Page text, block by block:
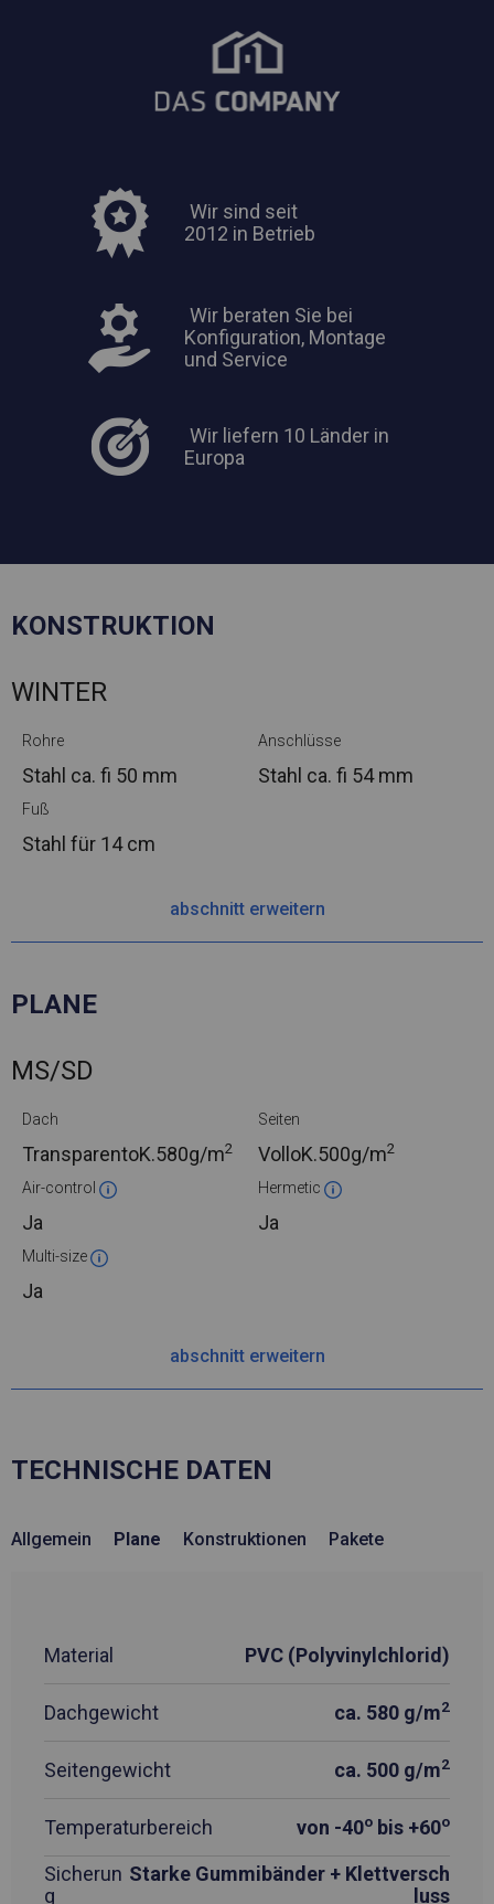
Wir sind seit
2012 in Betrieb
Wir beraten Sie bei
Konfiguration, Montage
und Service
Wir liefern 10 Länder in
Europa
KONSTRUKTION
WINTER
Rohre
Stahl ca. fi 50 mm
Anschlüsse
Stahl ca. fi 54 mm
Fuß
Stahl für 14 cm
abschnitt erweitern
PLANE
MS/SD
Dach
TransparentoK.580g/m2
Seiten
VolloK.500g/m2
Air-control
Ja
Hermetic
Ja
Multi-size
Ja
abschnitt erweitern
TECHNISCHE DATEN
Allgemein Plane Konstruktionen Pakete
Material PVC (Polyvinylchlorid)
Dachgewicht ca. 580 g/m2
Seitengewicht ca. 500 g/m2
Temperaturbereich von -40o bis +60o
Sicherun
g
Starke Gummibänder + Klettversch
luss